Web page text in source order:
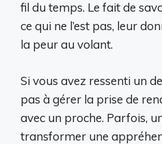
fil du temps. Le fait de
ce qui ne l’est pas, leur
la peur au volant.
Si vous avez ressenti un
pas à gérer la prise de
avec un proche. Parfois,
transformer une